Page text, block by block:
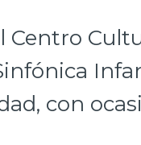
Centro
con